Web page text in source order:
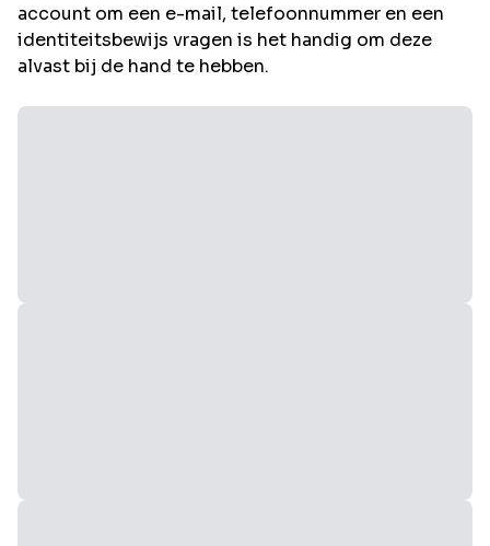
account om een e-mail, telefoonnummer en een
identiteitsbewijs vragen is het handig om deze
alvast bij de hand te hebben.